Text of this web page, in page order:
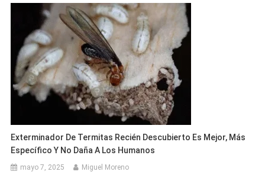
Exterminador De Termitas Recién Descubierto Es Mejor, Más
Específico Y No Daña A Los Humanos
mayo 7, 2025 Miguel Moreno